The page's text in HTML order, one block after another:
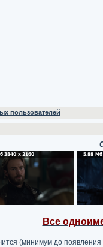
пользователей
Все
(минимум до